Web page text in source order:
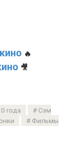
🔥
🎥
года
Сэм
Фильмы